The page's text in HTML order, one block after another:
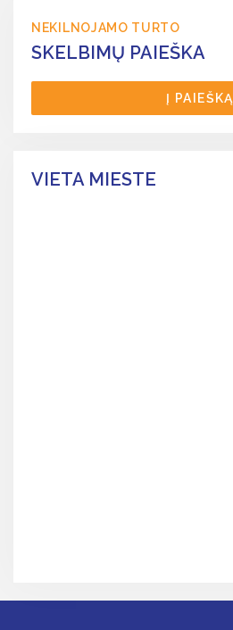
NEKILNOJAMO TURTO
SKELBIMŲ PAIEŠKA
Į PAIEŠKĄ
VIETA MIESTE